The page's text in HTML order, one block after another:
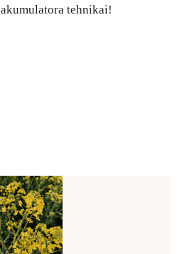
akumulatora tehnikai!